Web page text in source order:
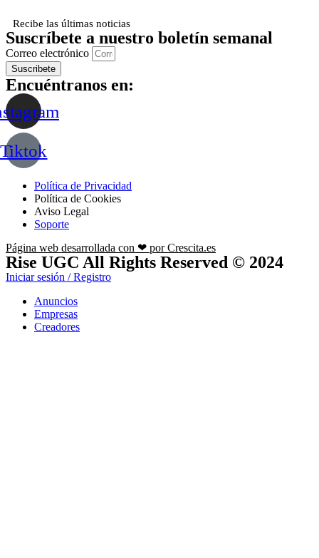
Recibe las últimas noticias
Suscríbete a nuestro boletín semanal
Correo electrónico
Suscribete
Encuéntranos en:
Tiktok
Política de Privacidad
Política de Cookies
Aviso Legal
Soporte
Página web desarrollada con ❤ por Crescita.es
Rise UGC All Rights Reserved © 2024
Iniciar sesión / Registro
Anuncios
Empresas
Creadores